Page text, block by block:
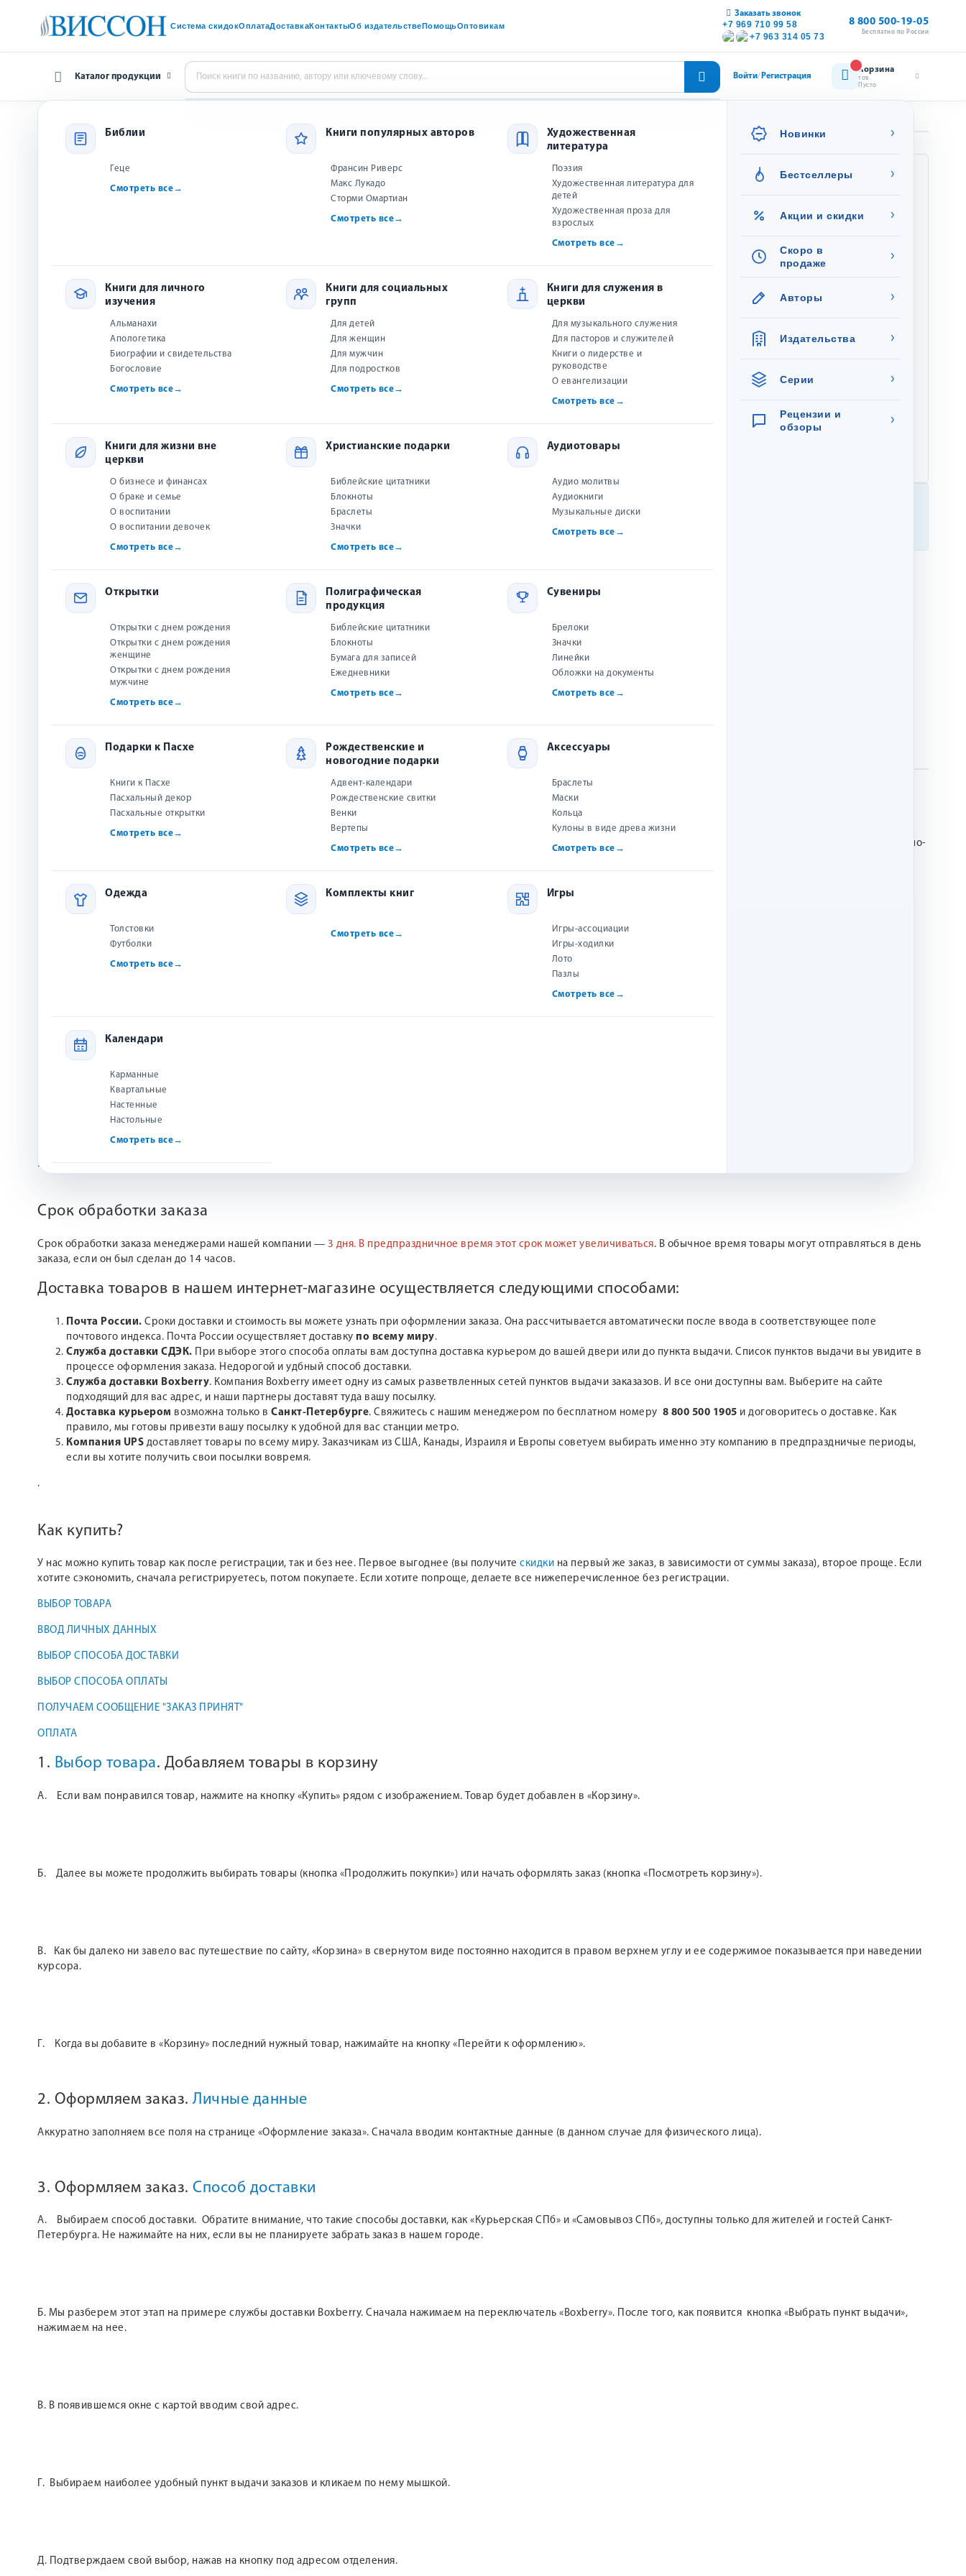
Система скидокОплатаДоставкаКонтактыОб издательствеПомощьОптовикам
Заказать звонок
+7 969 710 99 58
+7 963 314 05 73
8 800 500-19-05
Бесплатно по России
Каталог продукции
Библии
Геце
Смотреть все→
Книги популярных авторов
Франсин Риверс
Макс Лукадо
Сторми Омартиан
Смотреть все→
Художественная
литература
Поэзия
Художественная литература для
детей
Художественная проза для
взрослых
Смотреть все →
Книги для личного
изучения
Альманахи
Апологетика
Биографии и свидетельства
Богословие
Смотреть все→
Книги для социальных
групп
Для детей
Для женщин
Для мужчин
Для подростков
Смотреть все→
Книги для служения в
церкви
Для музыкального служения
Для пасторов и служителей
Книги о лидерстве и
руководстве
О евангелизации
Смотреть все →
Книги для жизни вне
церкви
О бизнесе и финансах
О браке и семье
О воспитании
О воспитании девочек
Смотреть все→
Христианские подарки
Библейские цитатники
Блокноты
Браслеты
Значки
Смотреть все→
Аудиотовары
Аудио молитвы
Аудиокниги
Музыкальные диски
Смотреть все →
Открытки
Открытки с днем рождения
Открытки с днем рождения
женщине
Открытки с днем рождения
мужчине
Смотреть все→
Полиграфическая
продукция
Библейские цитатники
Блокноты
Бумага для записей
Ежедневники
Смотреть все→
Сувениры
Брелоки
Значки
Линейки
Обложки на документы
Смотреть все →
Подарки к Пасхе
Книги к Пасхе
Пасхальный декор
Пасхальные открытки
Смотреть все→
Рождественские и
новогодние подарки
Адвент-календари
Рождественские свитки
Венки
Вертепы
Смотреть все→
Аксессуары
Браслеты
Маски
Кольца
Кулоны в виде древа жизни
Смотреть все →
Одежда
Толстовки
Футболки
Смотреть все→
Комплекты книг
Смотреть все→
Игры
Игры-ассоциации
Игры-ходилки
Лото
Пазлы
Смотреть все →
Календари
Карманные
Квартальные
Настенные
Настольные
Смотреть все→
Новинки ›
Бестселлеры ›
Акции и скидки ›
Скоро в
продаже
›
Авторы ›
Издательства ›
Серии ›
Рецензии и
обзоры
›
Войти/ Регистрация
Корзина
тов.
Пусто
Рождество вместе с овечкой Блумой
Марина Становкина
329₽ −
Скидка 2,5% после
Сообщить о снижении цены
При заказе в один клик сотрудник магазина перезвонит
Подарок при заказе от 500 ₽
Выберите подарок — мы добавим его к вашей посылке
Купить на маркетплейсах
WILDBERRIES Все книги «Виссон»
OZON Все товары «Виссон»
Характеристики
Издательство: Источник жизни
литература для
Тип обложки: обложка
страниц:
Размер: 23.2 см × 16.2 см
0.095 кг
О товаре Отзывы (0) Как сэкономить?
Колокольчик звенит — пастух зовёт овечек и козочек на пастбище!
Овечка Блума отправляется вместе со стадом, где знакомится с любопытными козликами — Товой и Авивом. Она ещё не догадывается, что предстоящая ночь станет для неё по-
С наступлением вечера всё стадо устраивается на ночлег. Вдруг небо озаряет необычайно яркая звезда, и над холмами раздаётся ангельское пение.
Ангелы приносят радостную весть: совсем рядом, в простой хлеву, родился Спаситель мира!
Увидит ли Блума Младенца? Где Он теперь? Возможно, именно в тех яслях, где овечка любит лакомиться сеном?
Откройте красочно иллюстрированную книгу, чтобы вместе с Блумой и её друзьями отправиться в удивительное путешествие и услышать чудесную историю
рождения Иисуса Христа.
Вы хотите рассказать ребёнку о Рождестве простыми словами через добрую сказку и красивые картинки;
Ищете подарок, который будет не только интересным, но и ценным — книга, которую захочется перечитывать.
На страницах книги вас ждут Блума, весёлые козлики, добрые пастухи, ангелы и главное чудо — Рождество!
Напишите отзыв и получите до 40 рублей
У данного товара ещё нет отзывов.
Срок обработки заказа
Срок обработки заказа менеджерами нашей компании — 3 дня. В предпраздничное время этот срок может увеличиваться. В обычное время товары могут отправляться в день
заказа, если он был сделан до 14 часов.
Доставка товаров в нашем интернет-магазине осуществляется следующими способами:
Почта России. Сроки доставки и стоимость вы можете узнать при оформлении заказа. Она рассчитывается автоматически после ввода в соответствующее поле
почтового индекса. Почта России осуществляет доставку по всему миру.
Служба доставки СДЭК. При выборе этого способа оплаты вам доступна доставка курьером до вашей двери или до пункта выдачи. Список пунктов выдачи вы увидите в
процессе оформления заказа. Недорогой и удбный способ доставки.
Служба доставки Boxberry. Компания Boxberry имеет одну из самых разветвленных сетей пунктов выдачи заказазов. И все они доступны вам. Выберите на сайте
подходящий для вас адрес, и наши партнеры доставят туда вашу посылку.
Доставка курьером возможна только в Санкт-Петербурге. Свяжитесь с нашим менеджером по бесплатном номеру 8 800 500 1905 и договоритесь о доставке. Как
правило, мы готовы привезти вашу посылку к удобной для вас станции метро.
Компания UPS доставляет товары по всему миру. Заказчикам из США, Канады, Израиля и Европы советуем выбирать именно эту компанию в предпраздничые периоды,
если вы хотите получить свои посылки вовремя.
.
Как купить?
У нас можно купить товар как после регистрации, так и без нее. Первое выгоднее (вы получите скидки на первый же заказ, в зависимости от суммы заказа), второе проще. Если
хотите сэкономить, сначала регистрируетесь, потом покупаете. Если хотите попроще, делаете все нижеперечисленное без регистрации.
ВЫБОР ТОВАРА
ВВОД ЛИЧНЫХ ДАННЫХ
ВЫБОР СПОСОБА ДОСТАВКИ
ВЫБОР СПОСОБА ОПЛАТЫ
ПОЛУЧАЕМ СООБЩЕНИЕ "ЗАКАЗ ПРИНЯТ"
ОПЛАТА
1. Выбор товара. Добавляем товары в корзину
А. Если вам понравился товар, нажмите на кнопку «Купить» рядом с изображением. Товар будет добавлен в «Корзину».
Б. Далее вы можете продолжить выбирать товары (кнопка «Продолжить покупки») или начать оформлять заказ (кнопка «Посмотреть корзину»).
В. Как бы далеко ни завело вас путешествие по сайту, «Корзина» в свернутом виде постоянно находится в правом верхнем углу и ее содержимое показывается при наведении
курсора.
Г. Когда вы добавите в «Корзину» последний нужный товар, нажимайте на кнопку «Перейти к оформлению».
2. Оформляем заказ. Личные данные
Аккуратно заполняем все поля на странице «Оформление заказа». Сначала вводим контактные данные (в данном случае для физического лица).
3. Оформляем заказ. Способ доставки
А. Выбираем способ доставки. Обратите внимание, что такие способы доставки, как «Курьерская СПб» и «Самовывоз СПб», доступны только для жителей и гостей Санкт-
Петербурга. Не нажимайте на них, если вы не планируете забрать заказ в нашем городе.
Б. Мы разберем этот этап на примере службы доставки Boxberry. Сначала нажимаем на переключатель «Boxberry». После того, как появится кнопка «Выбрать пункт выдачи»,
нажимаем на нее.
В. В появившемся окне с картой вводим свой адрес.
Г. Выбираем наиболее удобный пункт выдачи заказов и кликаем по нему мышкой.
Д. Подтверждаем свой выбор, нажав на кнопку под адресом отделения.